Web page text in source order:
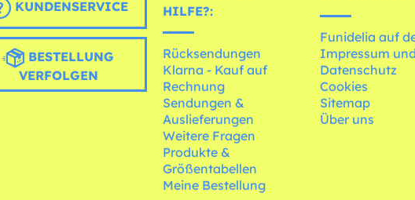
KUNDENSERVICE
BESTELLUNG
VERFOLGEN
HILFE?:
Rücksendungen
Klarna - Kauf auf
Rechnung
Sendungen &
Auslieferungen
Weitere Fragen
Produkte &
Größentabellen
Meine Bestellung
Funidelia auf
Impressum
Datenschutz
Cookies
Sitemap
Über uns